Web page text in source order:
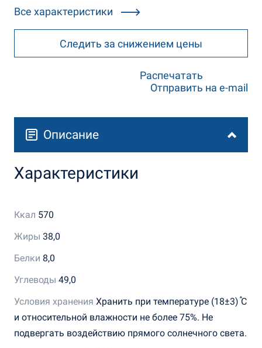
Все характеристики
Следить за снижением цены
Распечатать
Отправить на e-mail
Описание
Характеристики
Ккал 570
Жиры 38,0
Белки 8,0
Углеводы 49,0
Условия хранения Хранить при температуре (18±3) ֯С
и относительной влажности не более 75%. Не
подвергать воздействию прямого солнечного света.